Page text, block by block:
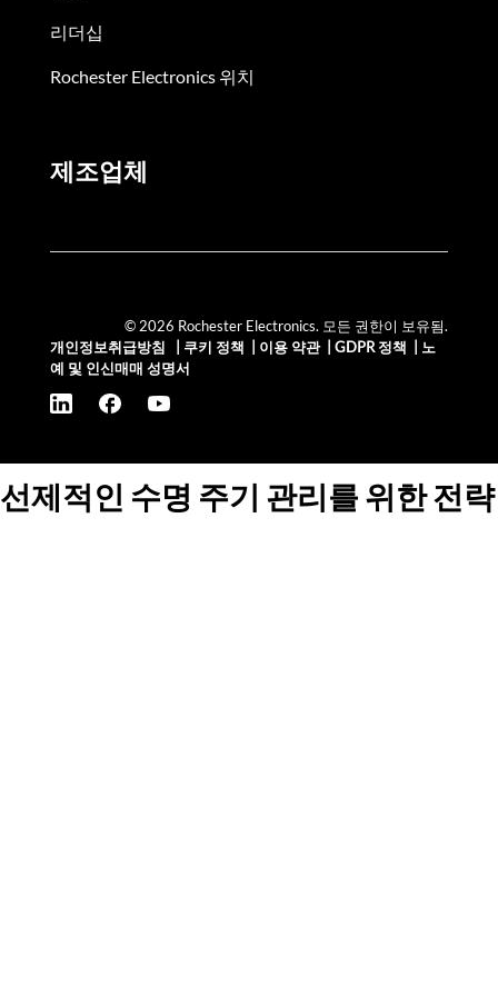
리더십
Rochester Electronics 위치
제조업체
© 2026 Rochester Electronics. 모든 권한이 보유됨.
개인정보취급방침
쿠키 정책 이용 약관| GDPR 정책
노
예 및 인신매매 성명서
선제적인 수명 주기 관리를 위한 전략